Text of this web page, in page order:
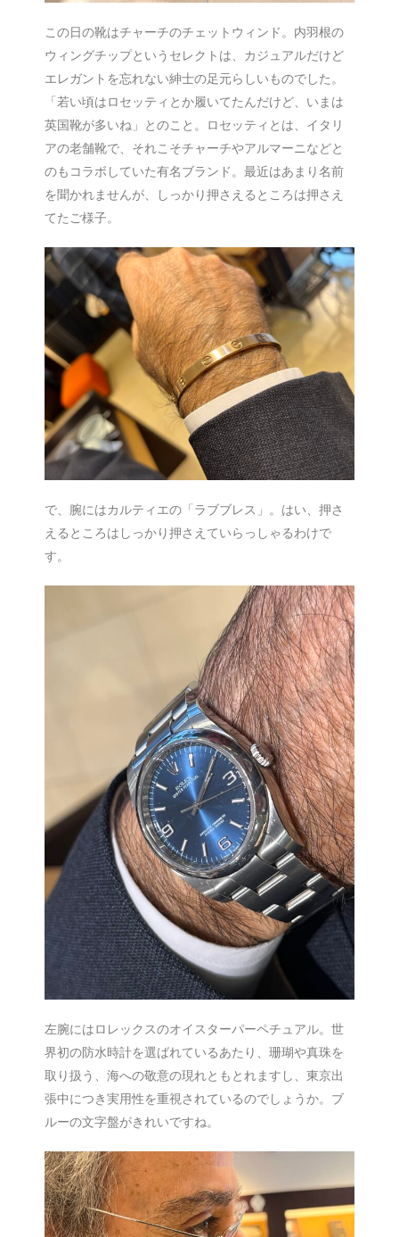
この日の靴はチャーチのチェットウィンド。内羽根の
ウィングチップというセレクトは、カジュアルだけど
エレガントを忘れない紳士の足元らしいものでした。
「若い頃はロセッティとか履いてたんだけど、いまは
英国靴が多いね」とのこと。ロセッティとは、イタリ
アの老舗靴で、それこそチャーチやアルマーニなどと
のもコラボしていた有名ブランド。最近はあまり名前
を聞かれませんが、しっかり押さえるところは押さえ
てたご様子。
で、腕にはカルティエの「ラブブレス」。はい、押さ
えるところはしっかり押さえていらっしゃるわけで
す。
左腕にはロレックスのオイスターパーペチュアル。世
界初の防水時計を選ばれているあたり、珊瑚や真珠を
取り扱う、海への敬意の現れともとれますし、東京出
張中につき実用性を重視されているのでしょうか。ブ
ルーの文字盤がきれいですね。